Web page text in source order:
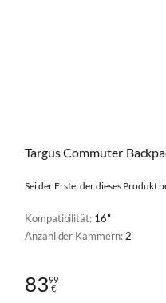
Targus Commuter
Sei der Erste, der dieses Produkt
Kompatibilität: 16"
Anzahl der Kammern: 2
8399
€